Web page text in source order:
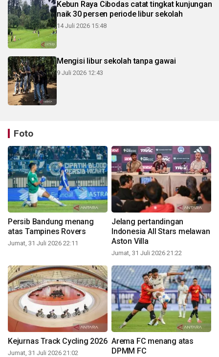
Kebun Raya Cibodas catat tingkat kunjungan
naik 30 persen periode libur sekolah
14 Juli 2026 15:48
Mengisi libur sekolah tanpa gawai
9 Juli 2026 12:43
Foto
Persib Bandung menang
atas Tampines Rovers
Jumat, 31 Juli 2026 22:11
Jelang pertandingan
Indonesia All Stars melawan
Aston Villa
Jumat, 31 Juli 2026 21:22
Kejurnas Track Cycling 2026
Jumat, 31 Juli 2026 21:02
Arema FC menang atas
DPMM FC